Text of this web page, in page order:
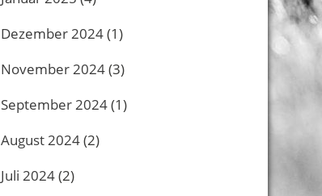
Dezember 2024(1)
November 2024(3)
September 2024(1)
August 2024(2)
Juli 2024(2)